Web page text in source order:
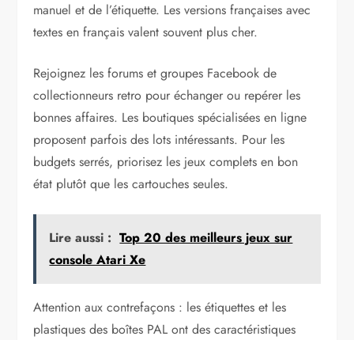
manuel et de l’étiquette. Les versions françaises avec
textes en français valent souvent plus cher.
Rejoignez les forums et groupes Facebook de
collectionneurs retro pour échanger ou repérer les
bonnes affaires. Les boutiques spécialisées en ligne
proposent parfois des lots intéressants. Pour les
budgets serrés, priorisez les jeux complets en bon
état plutôt que les cartouches seules.
Lire aussi : Top 20 des meilleurs jeux sur
console Atari Xe
Attention aux contrefaçons : les étiquettes et les
plastiques des boîtes PAL ont des caractéristiques